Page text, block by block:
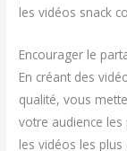
les vidéos snack
Encourager le
En créant des
qualité, vous
votre audience
les vidéos les